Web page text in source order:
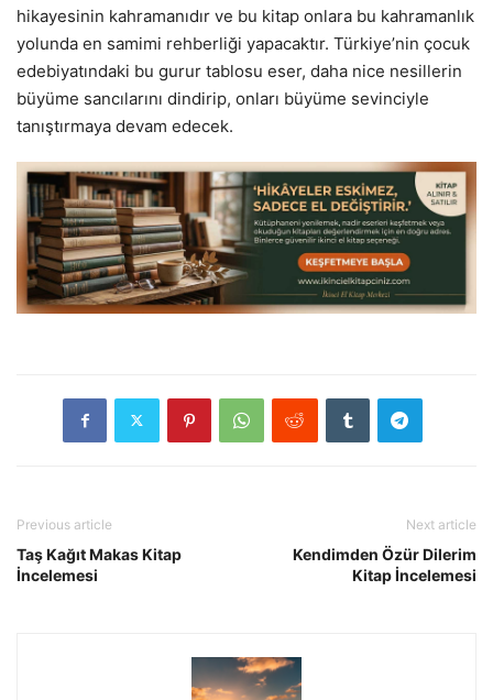
hikayesinin kahramanıdır ve bu kitap onlara bu kahramanlık
yolunda en samimi rehberliği yapacaktır. Türkiye’nin çocuk
edebiyatındaki bu gurur tablosu eser, daha nice nesillerin
büyüme sancılarını dindirip, onları büyüme sevinciyle
tanıştırmaya devam edecek.
Previous article
Taş Kağıt Makas Kitap
İncelemesi
Next article
Kendimden Özür Dilerim
Kitap İncelemesi